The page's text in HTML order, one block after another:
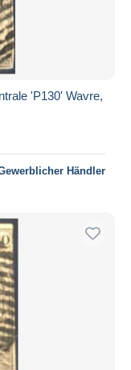
'P130' Wavre,
Händler